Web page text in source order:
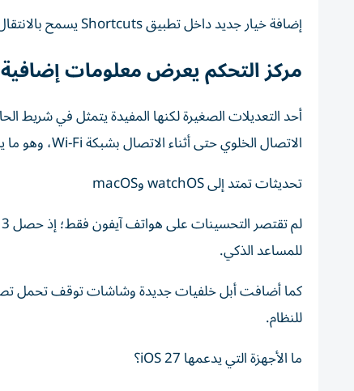
إضافة خيار جديد داخل تطبيق Shortcuts يسمح بالانتقال مباشرة إلى شاشة تعديل الإجراءات، وليس فقط عبر الإدخال باللغة الطبيعية.
مركز التحكم يعرض معلومات إضافية
الاتصال الخلوي حتى أثناء الاتصال بشبكة Wi-Fi، وهو ما يسهل متابعة حالة الشبكة دون مغادرة مركز التحكم.
تحديثات تمتد إلى watchOS وmacOS
للمساعد الذكي.
للنظام.
ما الأجهزة التي يدعمها iOS 27؟